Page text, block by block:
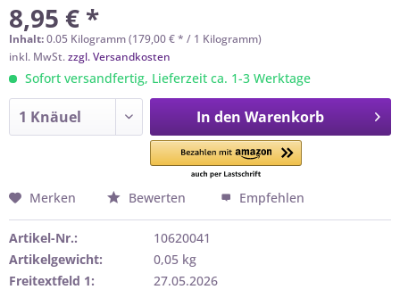
8,95 € *
Inhalt:0.05 Kilogramm (179,00 € * / 1 Kilogramm)
inkl. MwSt.zzgl. Versandkosten
Sofort versandfertig, Lieferzeit ca. 1-3 Werktage
In den Warenkorb
Merken Bewerten Empfehlen
Artikel-Nr.:
10620041
Artikelgewicht:
0,05 kg
Freitextfeld 1:
27.05.2026